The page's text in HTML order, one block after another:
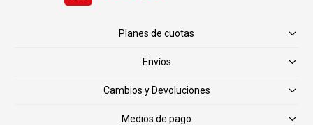
Planes de cuotas
Envíos
Cambios y Devoluciones
Medios de pago